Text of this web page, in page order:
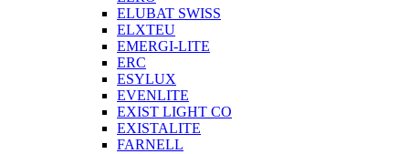
ELUBAT SWISS
ELXTEU
EMERGI-LITE
ERC
ESYLUX
EVENLITE
EXIST LIGHT CO
EXISTALITE
FARNELL